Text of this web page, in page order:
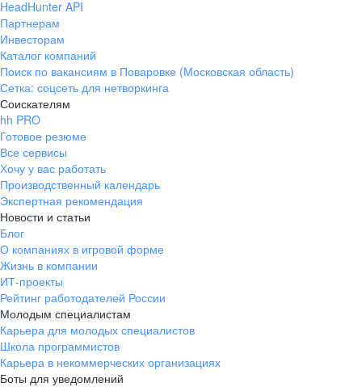
HeadHunter API
Партнерам
Инвесторам
Каталог компаний
Поиск по вакансиям в Поваровке (Московская область)
Сетка: соцсеть для нетворкинга
Соискателям
hh PRO
Готовое резюме
Все сервисы
Хочу у вас работать
Производственный календарь
Экспертная рекомендация
Новости и статьи
Блог
О компаниях в игровой форме
Жизнь в компании
ИТ-проекты
Рейтинг работодателей России
Молодым специалистам
Карьера для молодых специалистов
Школа программистов
Карьера в некоммерческих организациях
Боты для уведомлений